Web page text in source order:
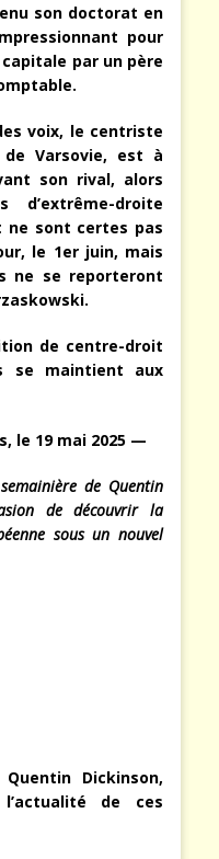
son doctorat en
pour
par un père
voix, le centriste
de Varsovie, est à
son rival, alors
droite
ne sont certes pas
le 1er juin, mais
ne se reporteront
de centre-droit
se maintient aux
le 19 mai 2025 —
de Quentin
de découvrir la
sous un nouvel
Quentin Dickinson,
de ces